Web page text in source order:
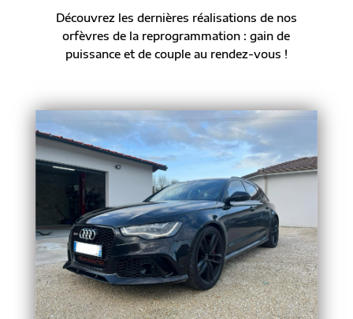
Découvrez les dernières réalisations de nos
orfèvres de la reprogrammation : gain de
puissance et de couple au rendez-vous !